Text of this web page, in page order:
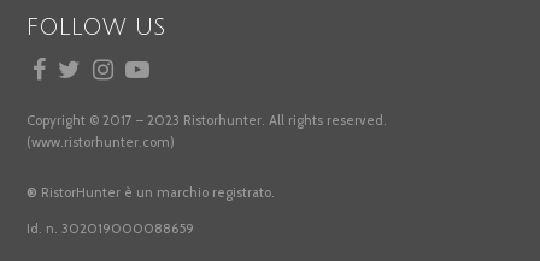
FOLLOW US
Copyright © 2017 – 2023 Ristorhunter. All rights reserved.
(www.ristorhunter.com)
® RistorHunter è un marchio registrato.
Id. n. 302019000088659